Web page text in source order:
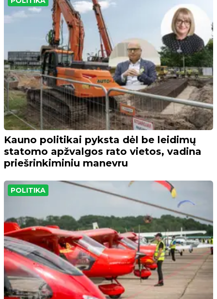
Kauno politikai pyksta dėl be leidimų
statomo apžvalgos rato vietos, vadina
priešrinkiminiu manevru
POLITIKA